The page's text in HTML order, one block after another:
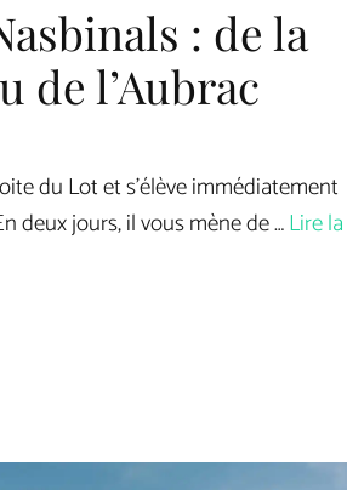
: de la
de l’Aubrac
du Lot et s’élève immédiatement
deux jours, il vous mène de …Lire la